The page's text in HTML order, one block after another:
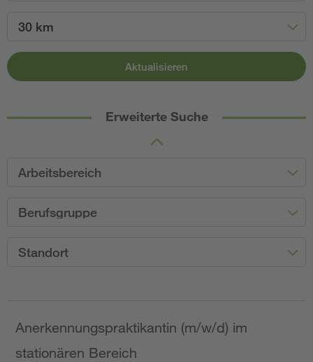
30 km
Aktualisieren
Erweiterte Suche
Arbeitsbereich
Berufsgruppe
Standort
Anerkennungspraktikantin (m/w/d) im
stationären Bereich